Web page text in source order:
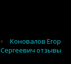
Коновалов Егор
Сергеевич отзывы